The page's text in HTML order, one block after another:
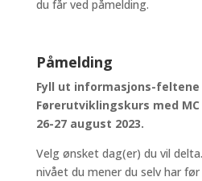
du får ved påmelding.
Påmelding
Fyll ut informasjons-
Førerutviklingskurs med MC
26-27 august 2023.
Velg ønsket dag(er) du vil
nivået du mener du selv har